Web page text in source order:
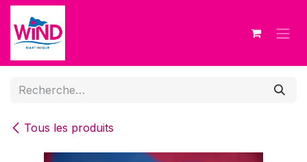
Se rendre au contenu
Tous les produits